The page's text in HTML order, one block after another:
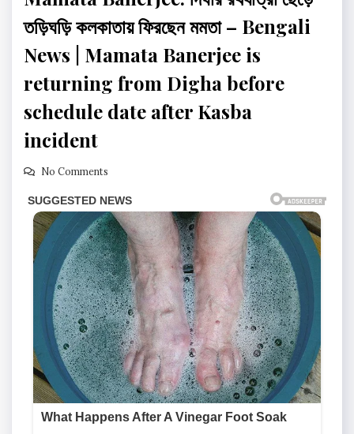
তড়িঘড়ি কলকাতায় ফিরছেন মমতা – Bengali
News | Mamata Banerjee is
returning from Digha before
schedule date after Kasba
incident
No Comments